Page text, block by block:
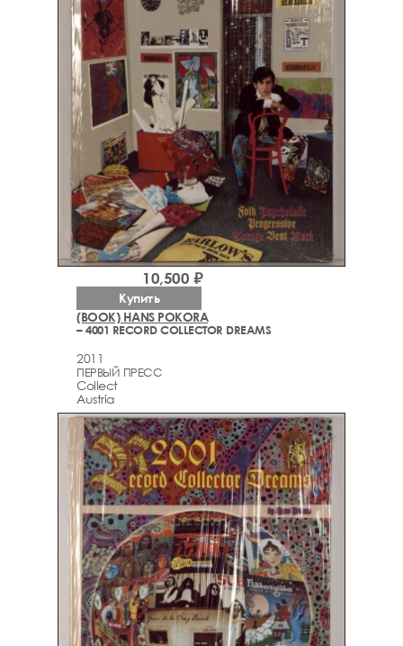
(BOOK) HANS POKORA
– 4001 RECORD COLLECTOR DREAMS
2011
ПЕРВЫЙ ПРЕСС
Collect
Austria
10,500 ₽
Купить